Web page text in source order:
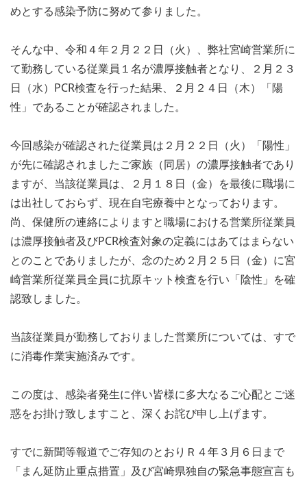
めとする感染予防に努めて参りました。
そんな中、令和４年２月２２日（火）、弊社宮崎営業所に
て勤務している従業員１名が濃厚接触者となり、２月２３
日（水）PCR検査を行った結果、２月２４日（木）「陽
性」であることが確認されました。
今回感染が確認された従業員は２月２２日（火）「陽性」
が先に確認されましたご家族（同居）の濃厚接触者であり
ますが、当該従業員は、２月１８日（金）を最後に職場に
は出社しておらず、現在自宅療養中となっております。
尚、保健所の連絡によりますと職場における営業所従業員
は濃厚接触者及びPCR検査対象の定義にはあてはまらない
とのことでありましたが、念のため２月２５日（金）に宮
崎営業所従業員全員に抗原キット検査を行い「陰性」を確
認致しました。
当該従業員が勤務しておりました営業所については、すで
に消毒作業実施済みです。
この度は、感染者発生に伴い皆様に多大なるご心配とご迷
惑をお掛け致しますこと、深くお詫び申し上げます。
すでに新聞等報道でご存知のとおりＲ４年３月６日まで
「まん延防止重点措置」及び宮崎県独自の緊急事態宣言も